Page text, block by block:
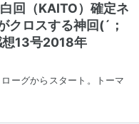
回（KAITO）確定ネ
クロスする神回(´；
13号2018年
ーグからスタート。トーマ